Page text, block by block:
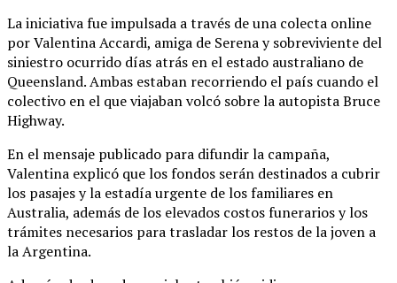
La iniciativa fue impulsada a través de una colecta online
por Valentina Accardi, amiga de Serena y sobreviviente del
siniestro ocurrido días atrás en el estado australiano de
Queensland. Ambas estaban recorriendo el país cuando el
colectivo en el que viajaban volcó sobre la autopista Bruce
Highway.
En el mensaje publicado para difundir la campaña,
Valentina explicó que los fondos serán destinados a cubrir
los pasajes y la estadía urgente de los familiares en
Australia, además de los elevados costos funerarios y los
trámites necesarios para trasladar los restos de la joven a
la Argentina.